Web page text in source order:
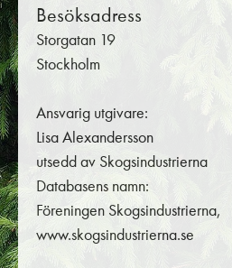
Besöksadress
Storgatan 19
Stockholm
Ansvarig utgivare:
Lisa Alexandersson
utsedd av Skogsindustrierna
Databasens namn:
Föreningen Skogsindustrierna,
www.skogsindustrierna.se